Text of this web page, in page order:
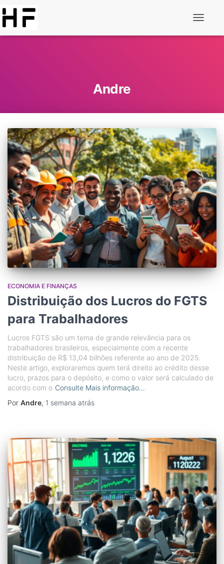
Andre
ECONOMIA E FINANÇAS
Distribuição dos Lucros do FGTS
para Trabalhadores
Lucros FGTS são um tema de grande relevância para os
trabalhadores brasileiros, especialmente com a recente
distribuição de R$ 13,04 bilhões referente ao ano de 2025.
Neste artigo, exploraremos quem terá direito ao crédito desse
lucro, prazos para o depósito, e como o valor será calculado de
acordo com o Consulte Mais informação…
Por Andre, 1 semana atrás